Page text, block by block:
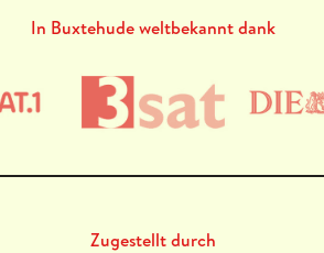
In Buxtehude weltbekannt dank
Zugestellt durch